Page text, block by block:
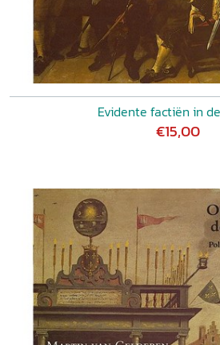
Evidente factiën in
€15,00